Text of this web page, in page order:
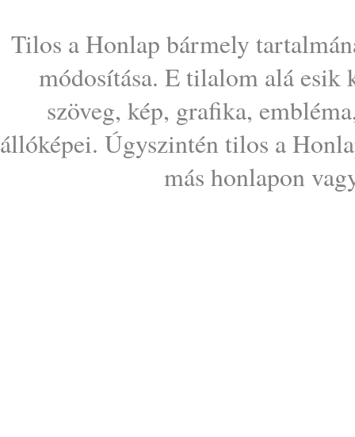
Tilos a Honlap bármely
módosítása. E tilalom alá esik
szöveg, kép, grafika,
állóképei. Úgyszintén tilos a
más honlapon